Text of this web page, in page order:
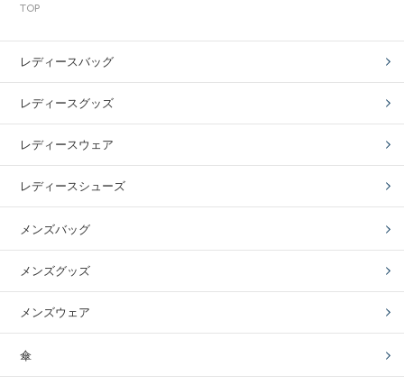
TOP
レディースバッグ
レディースグッズ
レディースウェア
レディースシューズ
メンズバッグ
メンズグッズ
メンズウェア
傘